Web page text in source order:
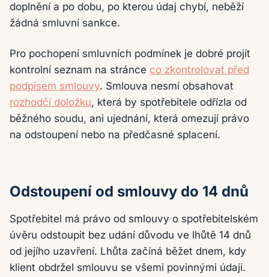
doplnění a po dobu, po kterou údaj chybí, neběží
žádná smluvní sankce.
Pro pochopení smluvních podmínek je dobré projít
kontrolní seznam na stránce co zkontrolovat před
podpisem smlouvy. Smlouva nesmí obsahovat
rozhodčí doložku, která by spotřebitele odřízla od
běžného soudu, ani ujednání, která omezují právo
na odstoupení nebo na předčasné splacení.
Odstoupení od smlouvy do 14 dnů
Spotřebitel má právo od smlouvy o spotřebitelském
úvěru odstoupit bez udání důvodu ve lhůtě 14 dnů
od jejího uzavření. Lhůta začíná běžet dnem, kdy
klient obdržel smlouvu se všemi povinnými údaji.